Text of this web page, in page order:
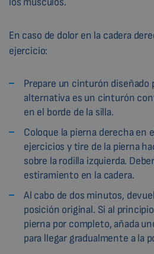
En caso de dolor en la cadera
ejercicio:
Prepare un cinturón diseñado
alternativa es un cinturón
en el borde de la silla.
Coloque la pierna derecha en
ejercicios y tire de la pierna
sobre la rodilla izquierda.
estiramiento en la cadera.
Al cabo de dos minutos,
posición original. Si al
pierna por completo, añada
para llegar gradualmente a la